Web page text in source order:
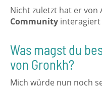
Nicht zuletzt hat er von
Community interagiert
Was magst du
von Gronkh?
Mich würde nun noch